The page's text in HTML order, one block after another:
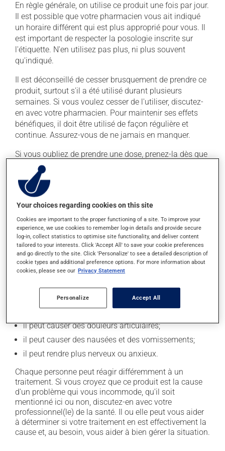
En règle générale, on utilise ce produit une fois par jour.
Il est possible que votre pharmacien vous ait indiqué
un horaire différent qui est plus approprié pour vous. Il
est important de respecter la posologie inscrite sur
l'étiquette. N'en utilisez pas plus, ni plus souvent
qu'indiqué.
Il est déconseillé de cesser brusquement de prendre ce
produit, surtout s'il a été utilisé durant plusieurs
semaines. Si vous voulez cesser de l'utiliser, discutez-
en avec votre pharmacien. Pour maintenir ses effets
bénéfiques, il doit être utilisé de façon régulière et
continue. Assurez-vous de ne jamais en manquer.
Si vous oubliez de prendre une dose, prenez-la dès que
vous y pensez. S'il est presque l'heure de votre dose
suivante, laissez simplement tomber la dose oubliée.
Ne doublez pas la dose suivante pour tenter de vous
rattraper. Ce médicament peut être pris avec ou sans
nourriture, sans égard aux repas ou aux collations.
Effets indésirables
En plus de ses effets recherchés, ce produit peut à
l'occasion entraîner certains effets indésirables (effets
il peut causer des maux de tête;
il peut provoquer des maux de ventre, des crampes;
il peut causer des douleurs articulaires;
il peut causer des nausées et des vomissements;
il peut rendre plus nerveux ou anxieux.
Chaque personne peut réagir différemment à un
traitement. Si vous croyez que ce produit est la cause
d'un problème qui vous incommode, qu'il soit
mentionné ici ou non, discutez-en avec votre
professionnel(le) de la santé. Il ou elle peut vous aider
à déterminer si votre traitement en est effectivement la
cause et, au besoin, vous aider à bien gérer la situation.
Your choices regarding cookies on this site
Cookies are important to the proper functioning of a site. To improve your
experience, we use cookies to remember log-in details and provide secure
log-in, collect statistics to optimise site functionality, and deliver content
tailored to your interests. Click 'Accept All' to save your cookie preferences
and go directly to the site. Click 'Personalize' to see a detailed description of
cookie types and additional preference options. For more information about
cookies, please see our Privacy Statement
Personalize Accept All